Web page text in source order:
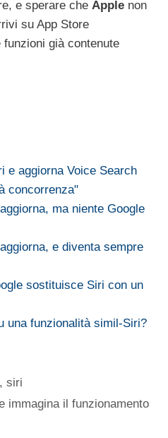
e sperare che Apple non
su App Store
funzioni già contenute
e aggiorna Voice Search
concorrenza"
ma niente Google
e diventa sempre
sostituisce Siri con un
una funzionalità simil-Siri?
,siri
immagina il funzionamento